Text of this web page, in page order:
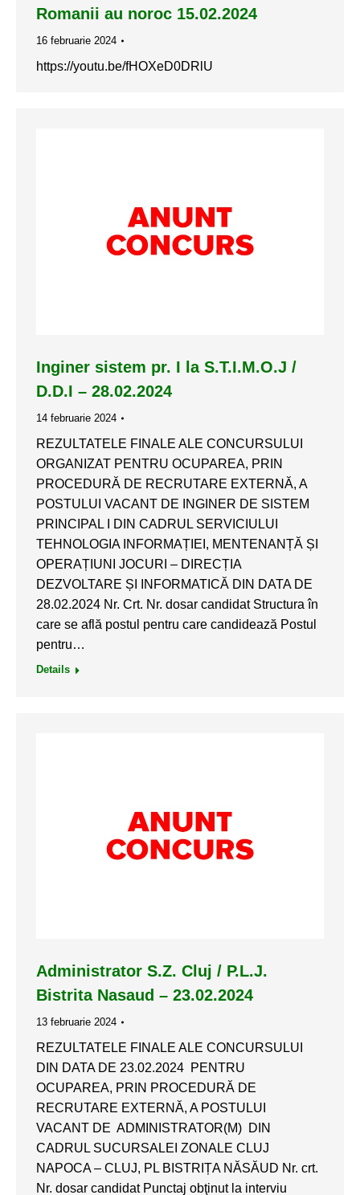
Romanii au noroc 15.02.2024
16 februarie 2024
https://youtu.be/fHOXeD0DRlU
Inginer sistem pr. I la S.T.I.M.O.J /
D.D.I – 28.02.2024
14 februarie 2024
REZULTATELE FINALE ALE CONCURSULUI
ORGANIZAT PENTRU OCUPAREA, PRIN
PROCEDURĂ DE RECRUTARE EXTERNĂ, A
POSTULUI VACANT DE INGINER DE SISTEM
PRINCIPAL I DIN CADRUL SERVICIULUI
TEHNOLOGIA INFORMAȚIEI, MENTENANȚĂ ȘI
OPERAȚIUNI JOCURI – DIRECȚIA
DEZVOLTARE ȘI INFORMATICĂ DIN DATA DE
28.02.2024 Nr. Crt. Nr. dosar candidat Structura în
care se află postul pentru care candidează Postul
pentru…
Details
Administrator S.Z. Cluj / P.L.J.
Bistrita Nasaud – 23.02.2024
13 februarie 2024
REZULTATELE FINALE ALE CONCURSULUI
DIN DATA DE 23.02.2024 PENTRU
OCUPAREA, PRIN PROCEDURĂ DE
RECRUTARE EXTERNĂ, A POSTULUI
VACANT DE ADMINISTRATOR(M) DIN
CADRUL SUCURSALEI ZONALE CLUJ
NAPOCA – CLUJ, PL BISTRIȚA NĂSĂUD Nr. crt.
Nr. dosar candidat Punctaj obţinut la interviu